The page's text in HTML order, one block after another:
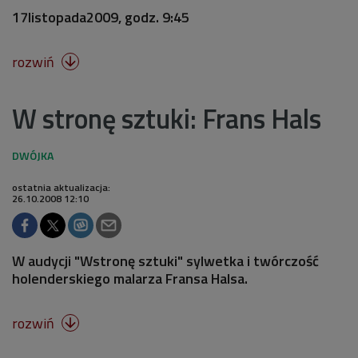
17listopada2009, godz. 9:45
rozwiń 
W stronę sztuki: Frans Hals
ostatnia aktualizacja:
26.10.2008 12:10
W audycji "Wstronę sztuki" sylwetka i twórczość
holenderskiego malarza Fransa Halsa.
rozwiń 